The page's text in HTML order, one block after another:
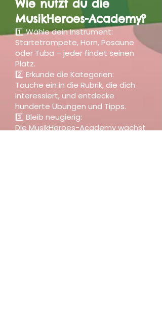
Wie nutzt du die
MusikHeroes-Academy?
1️⃣ Wähle dein Instrument:
Startetrompete, Horn, Posaune
oder Tuba – jeder findet seinen
Platz.
2️⃣ Erkunde die Kategorien:
Tauche ein in die Rubrik, die dich
interessiert, und entdecke
hunderte Übungen und Tipps.
3️⃣ Bleib neugierig:
Die MusikHeroes-Academy wächst